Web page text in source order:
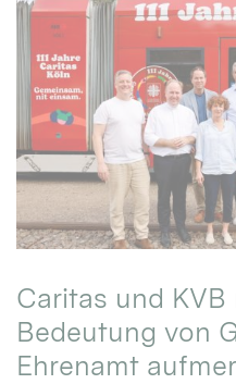
Caritas und
Bedeutung von
Ehrenamt